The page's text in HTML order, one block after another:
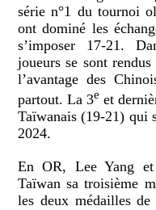
série n°1 du tournoi
ont dominé les
s’imposer 17-21.
joueurs se sont
l’avantage des
partout. La 3e et
Taïwanais (19-21) qui
2024.
En OR, Lee Yang
Taïwan sa troisième
les deux médailles